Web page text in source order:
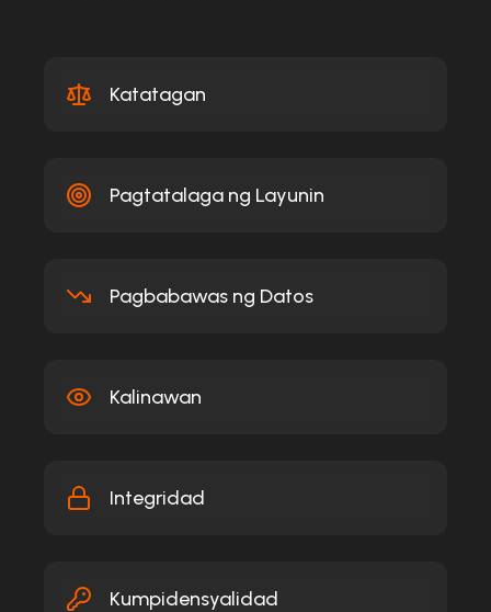
Katatagan
Pagtatalaga ng Layunin
Pagbabawas ng Datos
Kalinawan
Integridad
Kumpidensyalidad